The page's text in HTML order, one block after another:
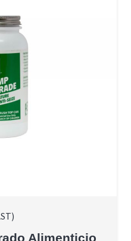
Alimenticio